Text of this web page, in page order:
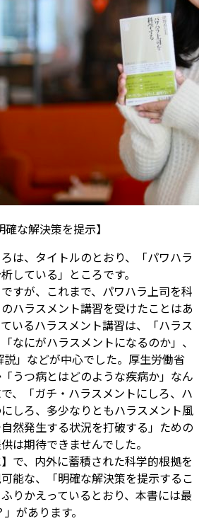
な解決策を提示】
は、タイトルのとおり、「パワハラ
している」ところです。
すが、これまで、パワハラ上司を科
ハラスメント講習を受けたことはあ
いるハラスメント講習は、「ハラス
なにがハラスメントになるのか」、
説」などが中心でした。厚生労働省
うつ病とはどのような疾病か」なん
、「ガチ・ハラスメントにしろ、ハ
しろ、多少なりともハラスメント風
然発生する状況を打破する」ための
は期待できませんでした。
で、内外に蓄積された科学的根拠を
能な、「明確な解決策を提示するこ
りかえっているとおり、本書には最
があります。